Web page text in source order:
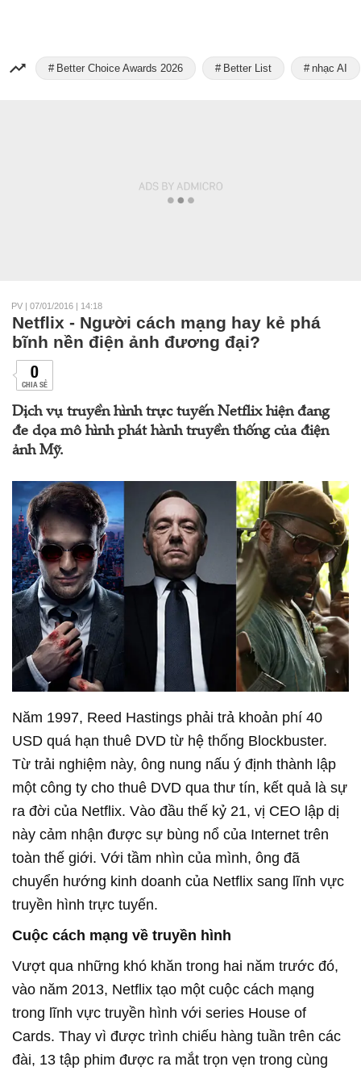
Better Choice Awards 2026 Better List nhạc AI
PV | 07/01/2016 | 14:18
Netflix - Người cách mạng hay kẻ phá
bĩnh nền điện ảnh đương đại?
0
CHIA SẺ
Dịch vụ truyền hình trực tuyến Netflix hiện đang
đe dọa mô hình phát hành truyền thống của điện
ảnh Mỹ.
Năm 1997, Reed Hastings phải trả khoản phí 40
USD quá hạn thuê DVD từ hệ thống Blockbuster.
Từ trải nghiệm này, ông nung nấu ý định thành lập
một công ty cho thuê DVD qua thư tín, kết quả là sự
ra đời của Netflix. Vào đầu thế kỷ 21, vị CEO lập dị
này cảm nhận được sự bùng nổ của Internet trên
toàn thế giới. Với tầm nhìn của mình, ông đã
chuyển hướng kinh doanh của Netflix sang lĩnh vực
truyền hình trực tuyến.
Cuộc cách mạng về truyền hình
Vượt qua những khó khăn trong hai năm trước đó,
vào năm 2013, Netflix tạo một cuộc cách mạng
trong lĩnh vực truyền hình với series House of
Cards. Thay vì được trình chiếu hàng tuần trên các
đài, 13 tập phim được ra mắt trọn vẹn trong cùng